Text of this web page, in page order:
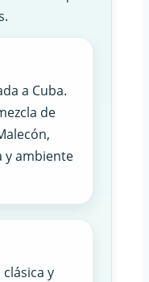
a Cuba.
de
y ambiente
y